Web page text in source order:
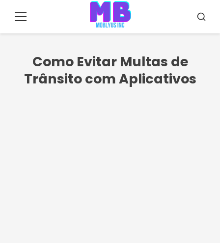
paraMenu
Como Evitar Multas de
Trânsito com Aplicativos